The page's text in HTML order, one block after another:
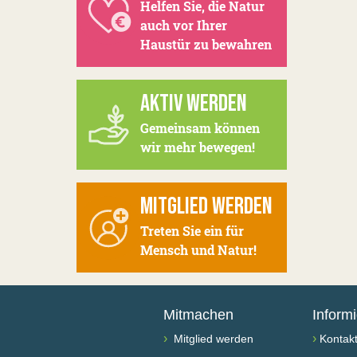
Helfen Sie, die Natur
auch vor Ihrer
Haustür zu bewahren
AKTIV WERDEN
Gemeinsam können
wir mehr bewegen!
MITGLIED WERDEN
Treten Sie ein für
Mensch und Natur!
Mitmachen
› Mitglied werden › Kontakt